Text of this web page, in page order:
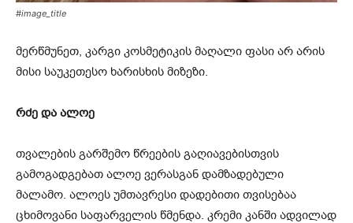
#image_title
მერწმუნეთ, კარგი კოსმეტიკის მაღალი ფასი არ არის
მისი საუკეთესო ხარისხის მიზეზი.
რძე და ალოე
თვალების გარშემო წრეების გაღიავებისთვის
გამოგადგებათ ალოე ვერასგან დამზადებული
მალამო. ალოეს უმთავრესი დადებითი თვისებაა
ცხიმოვანი საფარველის წმენდა. კრემი კანში ადვილად